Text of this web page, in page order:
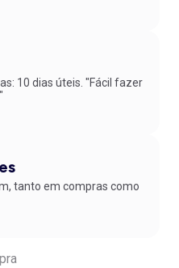
úteis. "Fácil fazer
tanto em compras como